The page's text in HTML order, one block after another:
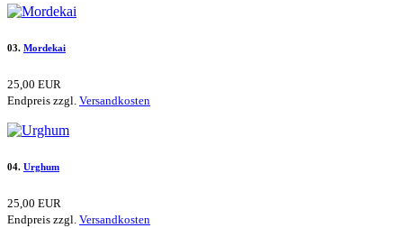
03. Mordekai
25,00 EUR
Endpreis zzgl. Versandkosten
04. Urghum
25,00 EUR
Endpreis zzgl. Versandkosten